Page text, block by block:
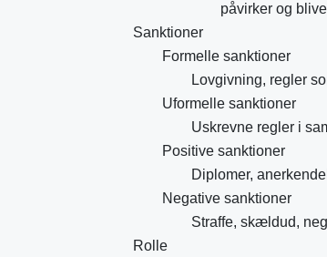
påvirker og
Sanktioner
Formelle sanktioner
Lovgivning, regler
Uformelle sanktioner
Uskrevne regler i
Positive sanktioner
Diplomer,
Negative sanktioner
Straffe, skældud,
Rolle